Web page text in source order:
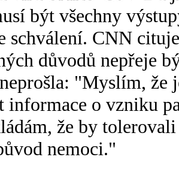
být všechny
schválení. CNN
důvodů nepřeje
"Myslím, že
informace o vzniku
že by
nemoci."